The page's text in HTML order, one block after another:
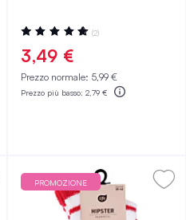
Valutazione:
100%
(2)
3,49 €
Prezzo normale: 5,99 €
Prezzo più basso: 2,79 €
PROMOZIONE